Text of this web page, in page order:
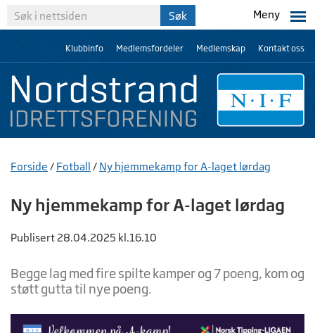
Meny
Klubbinfo Medlemsfordeler Medlemskap Kontakt oss
Forside / Fotball / Ny hjemmekamp for A-laget lørdag
Ny hjemmekamp for A-laget lørdag
Publisert 28.04.2025 kl.16.10
Begge lag med fire spilte kamper og 7 poeng, kom og
støtt gutta til nye poeng.